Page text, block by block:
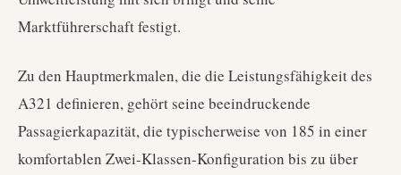
Marktführerschaft festigt.
Zu den Hauptmerkmalen, die die Leistungsfähigkeit des
A321 definieren, gehört seine beeindruckende
Passagierkapazität, die typischerweise von 185 in einer
komfortablen Zwei-Klassen-Konfiguration bis zu über